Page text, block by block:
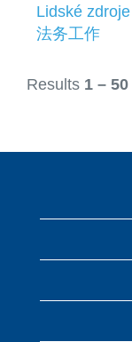
Lidské zdroje
法务工作
Results 1 – 50